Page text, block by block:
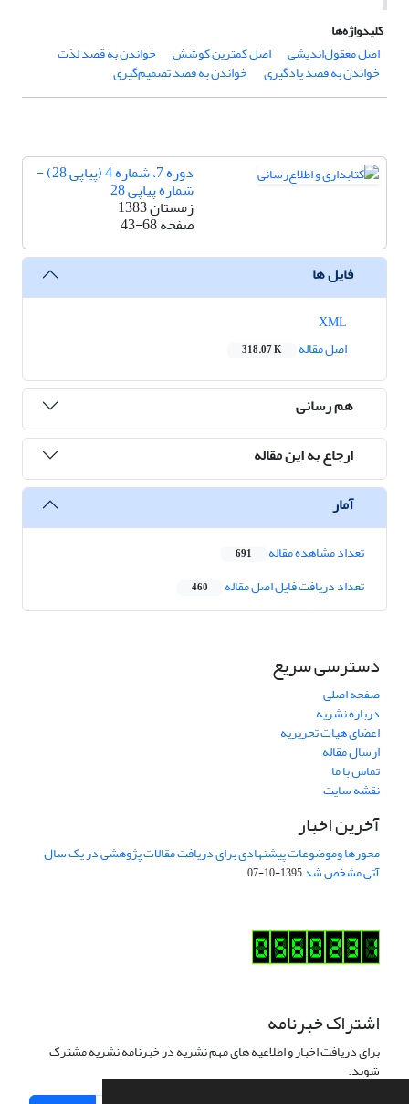
کلیدواژه‌ها
اصل معقول‌اندیشی
اصل کمترین کوشش خواندن به قصد لذت
خواندن به قصد یادگیری خواندن به قصد تصمیم‌گیری
دوره 7، شماره 4 (پیاپی 28) -
شماره پیاپی 28
زمستان 1383
صفحه43-68
فایل ها
اصل مقاله
318.07 K
هم رسانی
ارجاع به این مقاله
آمار
تعداد مشاهده مقاله 691
تعداد دریافت فایل اصل مقاله 460
دسترسی سریع
صفحه اصلی
درباره نشریه
اعضای هیات تحریریه
ارسال مقاله
تماس با ما
نقشه سایت
آخرین اخبار
محورها وموضوعات پیشنهادی برای دریافت مقالات پژوهشی در یک سال
آتی مشخص شد1395-10-07
اشتراک خبرنامه
برای دریافت اخبار و اطلاعیه های مهم نشریه در خبرنامه نشریه مشترک
شوید.